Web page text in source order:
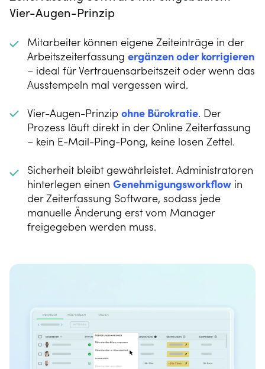
Vier-Augen-Prinzip
Mitarbeiter können eigene Zeiteinträge in der
Arbeitszeiterfassung ergänzen oder korrigieren
– ideal für Vertrauensarbeitszeit oder wenn das
Ausstempeln mal vergessen wird.
Vier-Augen-Prinzip ohne Bürokratie. Der
Prozess läuft direkt in der Online Zeiterfassung
– kein E-Mail-Ping-Pong, keine losen Zettel.
Sicherheit bleibt gewährleistet. Administratoren
hinterlegen einen Genehmigungsworkflow in
der Zeiterfassung Software, sodass jede
manuelle Änderung erst vom Manager
freigegeben werden muss.